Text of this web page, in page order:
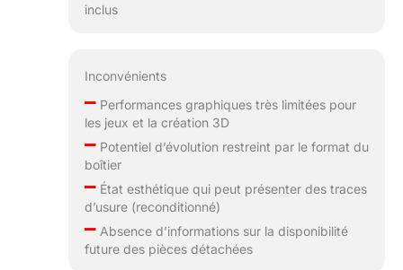
inclus
Inconvénients
–Performances graphiques très limitées pour
les jeux et la création 3D
–Potentiel d’évolution restreint par le format du
boîtier
–État esthétique qui peut présenter des traces
d’usure (reconditionné)
–Absence d’informations sur la disponibilité
future des pièces détachées